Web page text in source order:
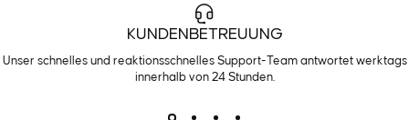
KUNDENBETREUUNG
Unser schnelles und reaktionsschnelles Support-Team antwortet werktags
innerhalb von 24 Stunden.